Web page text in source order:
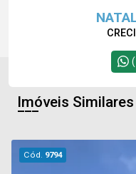
Imóveis Similares
Cód. 9794